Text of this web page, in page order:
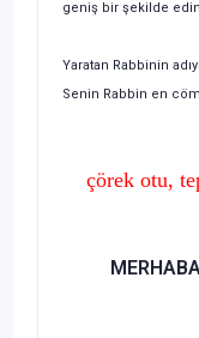
geniş bir şekilde
Yaratan Rabbinin
Senin Rabbin en
çörek otu,